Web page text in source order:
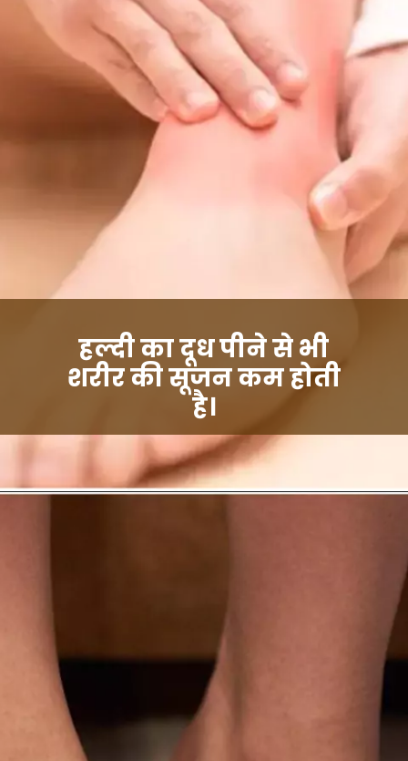
हल्दी का दूध पीने से भी
शरीर की सूजन कम होती
है।